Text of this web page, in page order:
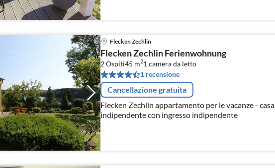
Flecken Zechlin
Flecken Zechlin Ferienwohnung
2 Ospiti45 m21 camera da letto
1 recensione
Cancellazione gratuita
Flecken Zechlin appartamento per le vacanze - casa
indipendente con ingresso indipendente